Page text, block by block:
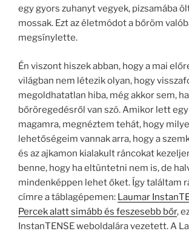
egy gyors zuhanyt vegyek, pizsamába
mossak. Ezt az életmódot a bőröm
megsínylette.
Én viszont hiszek abban, hogy a mai
világban nem létezik olyan, hogy
megoldhatatlan hiba, még akkor sem, ha
bőröregedésről van szó. Amikor lett
magamra, megnéztem tehát, hogy
lehetőségeim vannak arra, hogy a
és az ajkamon kialakult ráncokat
benne, hogy ha eltüntetni nem is, de
mindenképpen lehet őket. Így találtam
címre a táblagépemen: Laumar
Percek alatt simább és feszesebb bőr,
InstanTENSE weboldalára vezetett. A